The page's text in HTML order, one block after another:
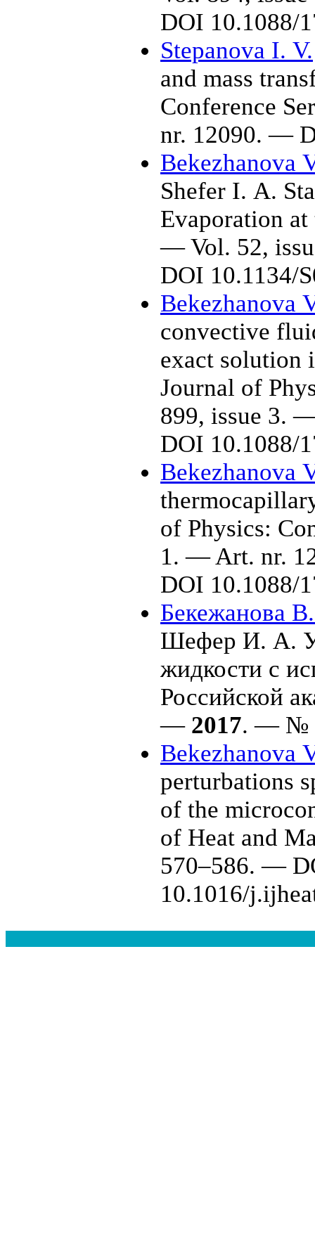
DOI 10.1088/
Stepanova I. V.
and mass
Conference
nr. 12090. —
Bekezhanova
Shefer I. A.
Evaporation
— Vol. 52,
DOI 10.1134/
Bekezhanova
convective
exact solution
Journal of
899, issue 3.
DOI 10.1088/
Bekezhanova
of Physics:
1. — Art. nr.
DOI 10.1088/
Бекежанова
Шефер И. А.
жидкости с
Российской
— 2017. — №
Bekezhanova
perturbations
of the
of Heat and
570–586. —
10.1016/